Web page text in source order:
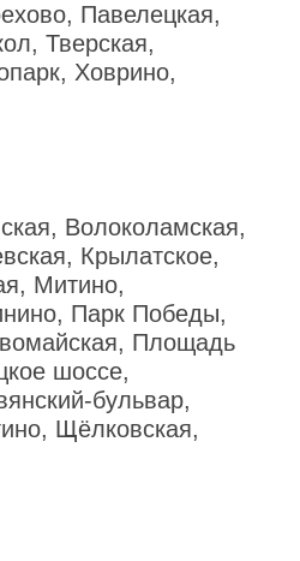
Павелецкая,
Тверская,
Ховрино,
Волоколамская,
Крылатское,
Митино,
Парк Победы,
Площадь
шоссе,
бульвар,
Щёлковская,